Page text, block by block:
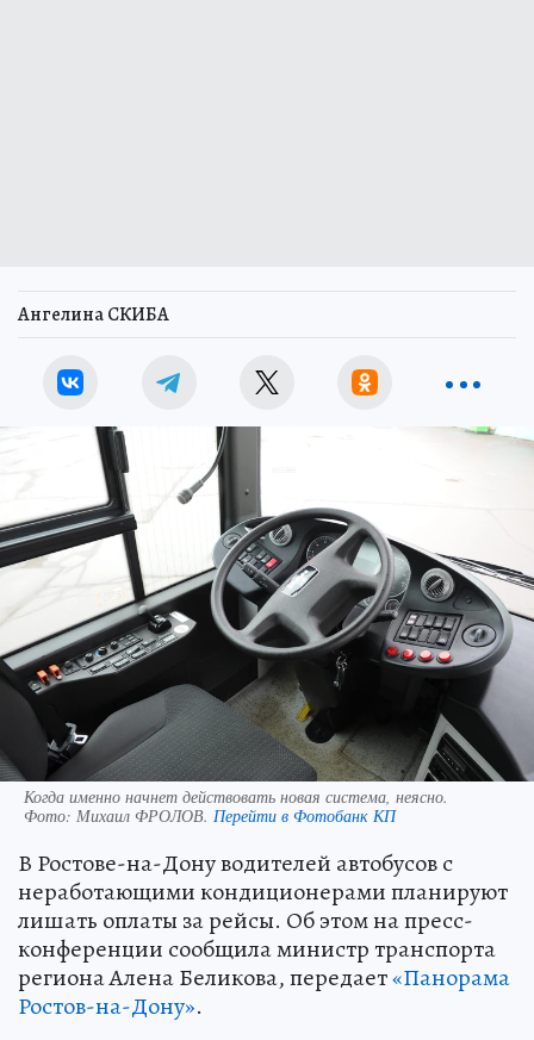
Ангелина СКИБА
Когда именно начнет действовать новая система, неясно.
Фото: Михаил ФРОЛОВ. Перейти в Фотобанк КП
В Ростове-на-Дону водителей автобусов с
неработающими кондиционерами планируют
лишать оплаты за рейсы. Об этом на пресс-
конференции сообщила министр транспорта
региона Алена Беликова, передает«Панорама
Ростов-на-Дону».